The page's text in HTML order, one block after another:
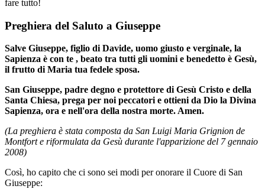
fare tutto!
Preghiera del Saluto a Giuseppe
Salve Giuseppe, figlio di Davide, uomo giusto e verginale, la
Sapienza è con te , beato tra tutti gli uomini e benedetto è Gesù,
il frutto di Maria tua fedele sposa.
San Giuseppe, padre degno e protettore di Gesù Cristo e della
Santa Chiesa, prega per noi peccatori e ottieni da Dio la Divina
Sapienza, ora e nell'ora della nostra morte. Amen.
(La preghiera è stata composta da San Luigi Maria Grignion de
Montfort e riformulata da Gesù durante l'apparizione del 7 gennaio
2008)
Così, ho capito che ci sono sei modi per onorare il Cuore di San
Giuseppe: